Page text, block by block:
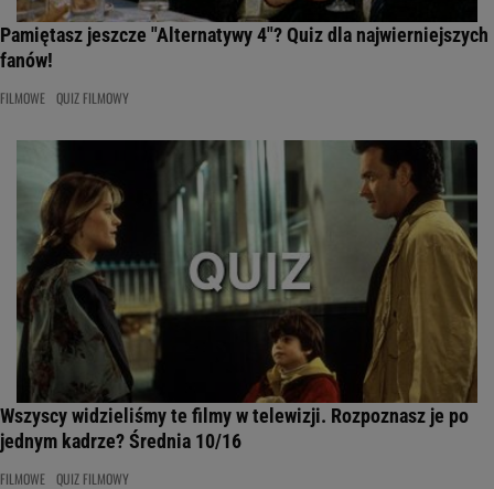
Pamiętasz jeszcze "Alternatywy 4"? Quiz dla najwierniejszych
fanów!
FILMOWE QUIZ FILMOWY
Wszyscy widzieliśmy te filmy w telewizji. Rozpoznasz je po
jednym kadrze? Średnia 10/16
FILMOWE QUIZ FILMOWY